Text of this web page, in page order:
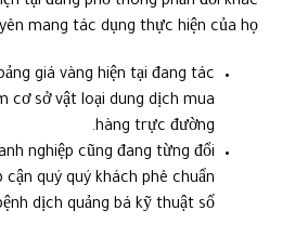
mang tác dụng thực hiện của họ.
giá vàng hiện tại đang tác
cơ sở vật loại dung dịch mua
hàng trực đường.
nghiệp cũng đang từng đổi
quý quý khách phê chuẩn
dịch quảng bá kỹ thuật số.